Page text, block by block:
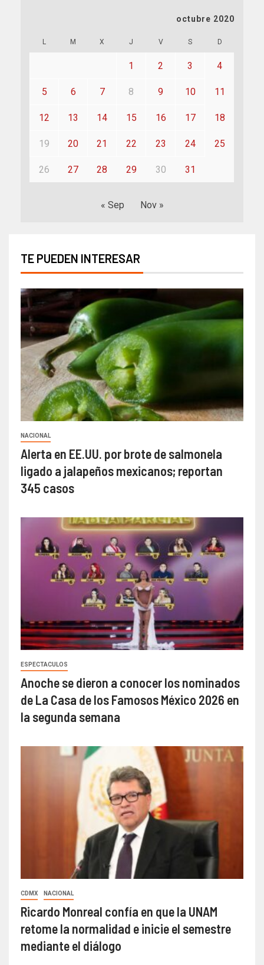
octubre 2020
L M X J V S D
1 2 3 4
5 6 7 8 9 10 11
12 13 14 15 16 17 18
19 20 21 22 23 24 25
26 27 28 29 30 31
« Sep Nov »
TE PUEDEN INTERESAR
NACIONAL
Alerta en EE.UU. por brote de salmonela
ligado a jalapeños mexicanos; reportan
345 casos
ESPECTACULOS
Anoche se dieron a conocer los nominados
de La Casa de los Famosos México 2026 en
la segunda semana
CDMX NACIONAL
Ricardo Monreal confía en que la UNAM
retome la normalidad e inicie el semestre
mediante el diálogo